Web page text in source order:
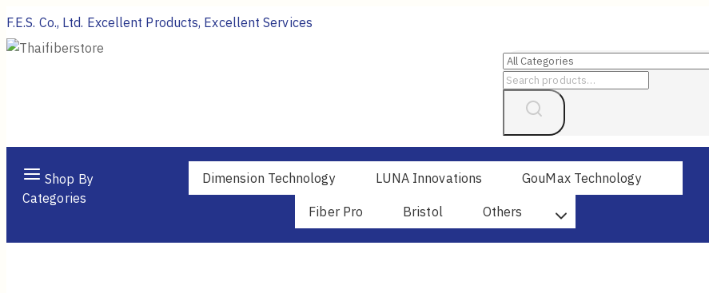
Skip
to
content
F.E.S. Co., Ltd. Excellent Products, Excellent Services
Search
Shop By
Categories
Dimension Technology LUNA Innovations GouMax Technology
Fiber Pro Bristol Others